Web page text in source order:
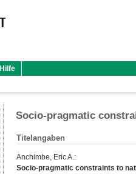
Hilfe
Socio-pragmatic
Titelangaben
Anchimbe, Eric A.:
Socio-pragmatic constraints to